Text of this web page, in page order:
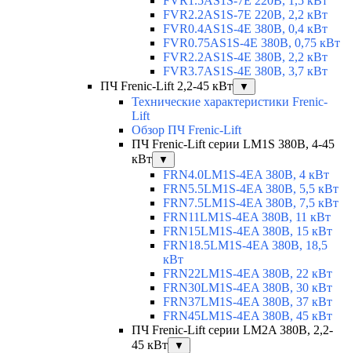
FVR2.2AS1S-7E 220В, 2,2 кВт
FVR0.4AS1S-4E 380В, 0,4 кВт
FVR0.75AS1S-4E 380В, 0,75 кВт
FVR2.2AS1S-4E 380В, 2,2 кВт
FVR3.7AS1S-4E 380В, 3,7 кВт
ПЧ Frenic-Lift 2,2-45 кВт
▼
Технические характеристики Frenic-
Lift
Обзор ПЧ Frenic-Lift
ПЧ Frenic-Lift серии LM1S 380В, 4-45
кВт
▼
FRN4.0LM1S-4EA 380В, 4 кВт
FRN5.5LM1S-4EA 380В, 5,5 кВт
FRN7.5LM1S-4EA 380В, 7,5 кВт
FRN11LM1S-4EA 380В, 11 кВт
FRN15LM1S-4EA 380В, 15 кВт
FRN18.5LM1S-4EA 380В, 18,5
кВт
FRN22LM1S-4EA 380В, 22 кВт
FRN30LM1S-4EA 380В, 30 кВт
FRN37LM1S-4EA 380В, 37 кВт
FRN45LM1S-4EA 380В, 45 кВт
ПЧ Frenic-Lift серии LM2A 380В, 2,2-
45 кВт
▼